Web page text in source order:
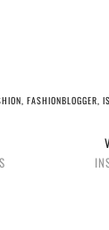
FASHIONBLOGGER